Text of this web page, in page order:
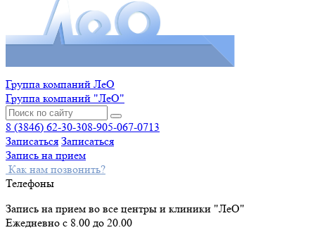
Группа компаний ЛеО
Группа компаний "ЛеО"
8 (3846) 62-30-308-905-067-0713
Записаться Записаться
Запись на прием
Как нам позвонить?
Телефоны
Запись на прием во все центры и клиники "ЛеО"
Ежедневно с 8.00 до 20.00